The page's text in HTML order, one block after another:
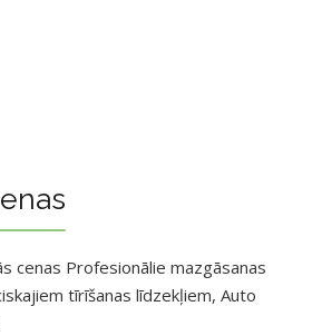
cenas Profesionālie mazgāsanas
tīrīšanas līdzekļiem, Auto